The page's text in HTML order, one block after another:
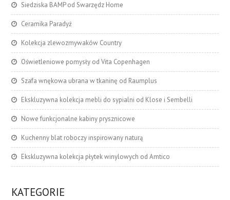
Siedziska BAMP od Swarzędz Home
Ceramika Paradyż
Kolekcja zlewozmywaków Country
Oświetleniowe pomysły od Vita Copenhagen
Szafa wnękowa ubrana w tkaninę od Raumplus
Ekskluzywna kolekcja mebli do sypialni od Klose i Sembelli
Nowe funkcjonalne kabiny prysznicowe
Kuchenny blat roboczy inspirowany naturą
Ekskluzywna kolekcja płytek winylowych od Amtico
KATEGORIE